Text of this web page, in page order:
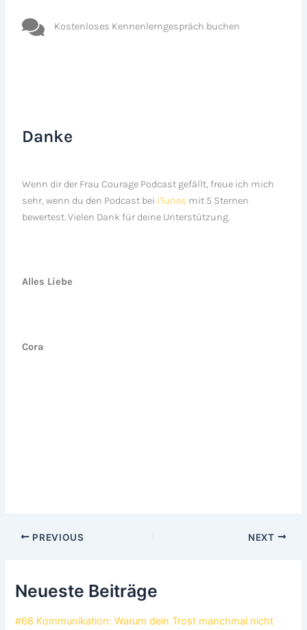
Kostenloses Kennenlerngespräch buchen
Danke
Wenn dir der Frau Courage Podcast gefällt, freue ich mich
sehr, wenn du den Podcast bei iTunes mit 5 Sternen
bewertest. Vielen Dank für deine Unterstützung.
Alles Liebe
Cora
PREVIOUS NEXT
Neueste Beiträge
#68 Kommunikation: Warum dein Trost manchmal nicht